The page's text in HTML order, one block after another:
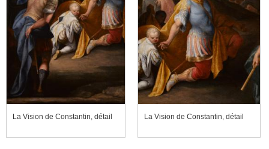
La Vision de Constantin, détail La Vision de Constantin, détail